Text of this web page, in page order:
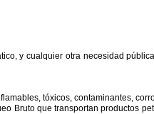
y cualquier otra necesidad
tóxicos, contaminantes,
Bruto que transportan productos